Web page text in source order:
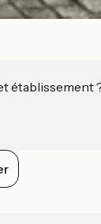
établissement